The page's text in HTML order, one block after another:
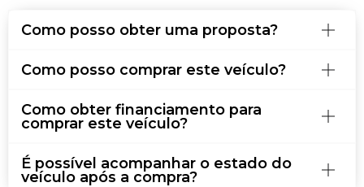
Como posso obter uma proposta?
Como posso comprar este veículo?
Como obter financiamento para
comprar este veículo?
É possível acompanhar o estado do
veículo após a compra?